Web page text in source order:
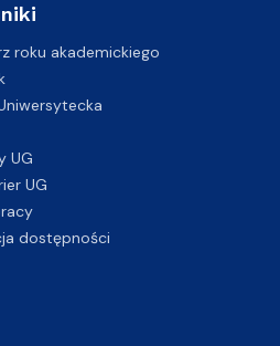
roku akademickiego
UG
UG
dostępności